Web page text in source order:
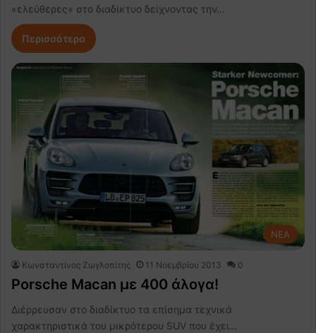
«ελεύθερες» στο διαδίκτυο δείχνοντας την…
Περισσότερα
NEA
Κωνσταντίνος Ζωγλοπίτης 11 Νοεμβρίου 2013 0
Porsche Macan με 400 άλογα!
Διέρρευσαν στο διαδίκτυο τα επίσημα τεχνικά
χαρακτηριστικά του μικρότερου SUV που έχει…